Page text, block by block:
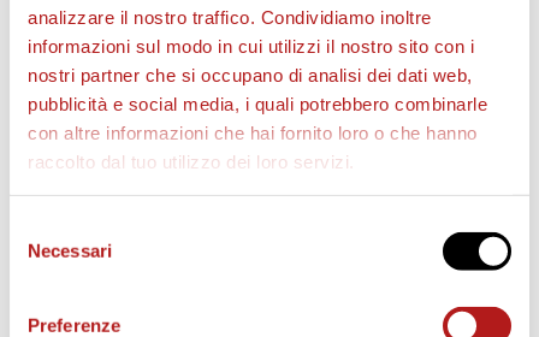
analizzare il nostro traffico. Condividiamo inoltre
informazioni sul modo in cui utilizzi il nostro sito con i
nostri partner che si occupano di analisi dei dati web,
pubblicità e social media, i quali potrebbero combinarle
con altre informazioni che hai fornito loro o che hanno
raccolto dal tuo utilizzo dei loro servizi.
delNecessari
Preferenze
AS CITTADELLA STORE